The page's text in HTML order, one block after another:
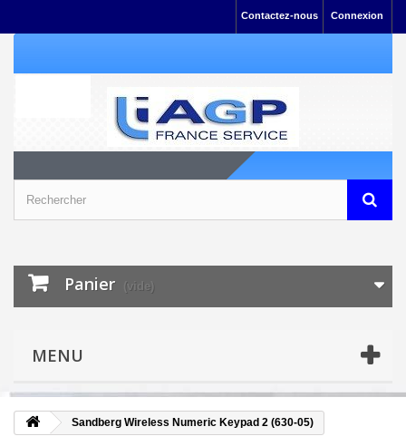
Connexion
Contactez-nous
Panier (vide)
MENU
Sandberg Wireless Numeric Keypad 2 (630-05)